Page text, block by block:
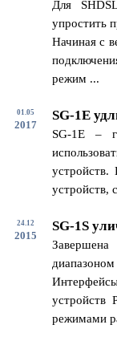
Для
упростить
Начиная с
режим ...
01.05
2017
SG-1E
SG-1E –
устройств,
24.12
2015
SG-1S
устройств
режимами